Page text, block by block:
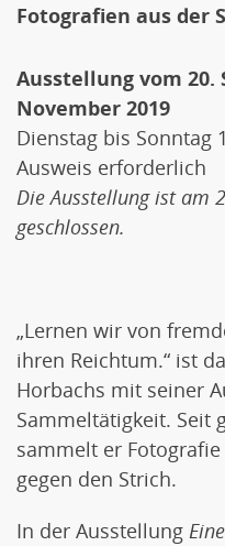
Fotografien aus der
Ausstellung vom 20.
November 2019
Dienstag bis
Ausweis erforderlich
Die Ausstellung ist am
geschlossen.
„Lernen wir von
ihren Reichtum.“ ist
Horbachs mit seiner
Sammeltätigkeit. Seit
sammelt er
gegen den Strich.
In der Ausstellung